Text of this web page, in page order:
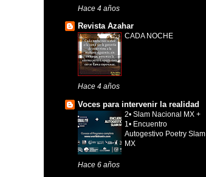
Hace 4 años
Revista Azahar
CADA NOCHE
Hace 4 años
Voces para intervenir la realidad
2• Slam Nacional MX +
1• Encuentro
Autogestivo Poetry Slam
MX
Hace 6 años